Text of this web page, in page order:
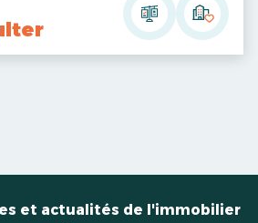
et actualités de l'immobilier